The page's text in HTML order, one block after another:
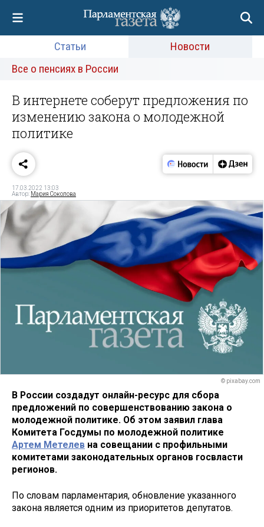
Статьи
Новости
Все о пенсиях в России
В интернете соберут предложения по
изменению закона о молодежной
политике
17.03.2022 13:03
Автор: Мария Соколова
© pixabay.com
В России создадут онлайн-ресурс для сбора
предложений по совершенствованию закона о
молодежной политике. Об этом заявил глава
Комитета Госдумы по молодежной политике
Артем Метелев на совещании с профильными
комитетами законодательных органов госвласти
регионов.
По словам парламентария, обновление указанного
закона является одним из приоритетов депутатов.